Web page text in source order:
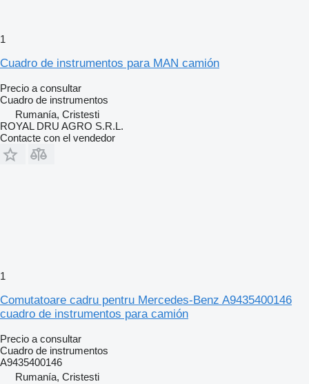
1
Cuadro de instrumentos para MAN camión
Precio a consultar
Cuadro de instrumentos
Rumanía, Cristesti
ROYAL DRU AGRO S.R.L.
Contacte con el vendedor
1
Comutatoare cadru pentru Mercedes-Benz A9435400146
cuadro de instrumentos para camión
Precio a consultar
Cuadro de instrumentos
A9435400146
Rumanía, Cristesti